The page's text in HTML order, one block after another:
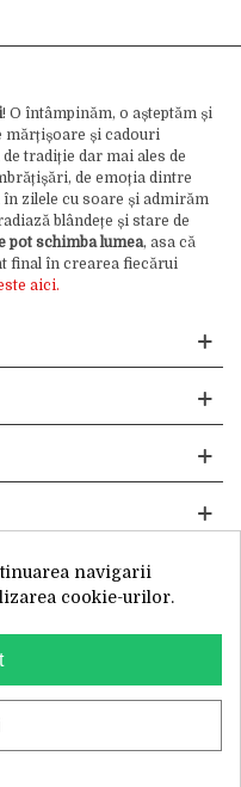
! O întâmpinăm, o așteptăm și
mărțișoare și cadouri
tradiție dar mai ales de
de emoția dintre
zilele cu soare și admirăm
blândețe și stare de
pot schimba lumea, asa că
final în crearea fiecărui
aici.
Cod Fiscal: 52428019, Reg.
Unirii 201-203C, Caciulati,
navigarii
cookie-urilor.